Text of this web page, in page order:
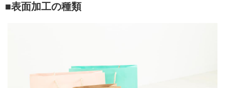
■表面加工の種類